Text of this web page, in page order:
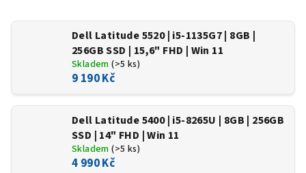
Dell Latitude 5520 | i5-1135G7 | 8GB |
256GB SSD | 15,6" FHD | Win 11
Skladem(>5 ks)
9 190 Kč
Dell Latitude 5400 | i5-8265U | 8GB | 256GB
SSD | 14" FHD | Win 11
Skladem(>5 ks)
4 990 Kč